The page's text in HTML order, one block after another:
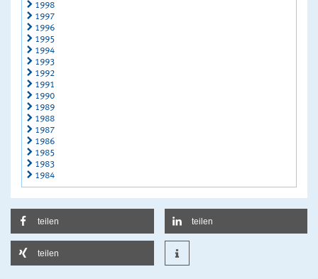
1998
1997
1996
1995
1994
1993
1992
1991
1990
1989
1988
1987
1986
1985
1983
1984
teilen teilen
teilen